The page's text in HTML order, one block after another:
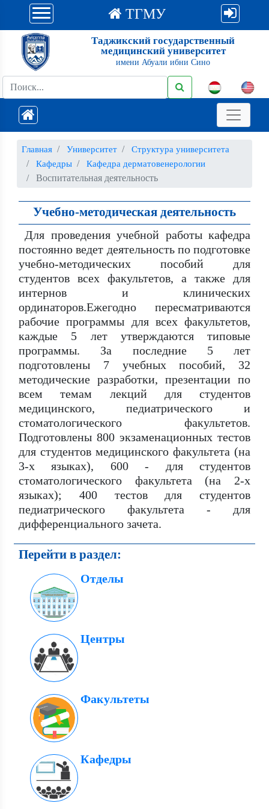
ТГМУ
Таджикский государственный
медицинский университет
имени Абуали ибни Сино
Главная Университет
Структура университета
Кафедры
Кафедра дерматовенерологии
Воспитательная деятельность
Учебно-методическая деятельность
Для проведения учебной работы кафедра
постоянно ведет деятельность по подготовке
учебно-методических пособий для
студентов всех факультетов, а также для
интернов и клинических
ординаторов.Ежегодно пересматриваются
рабочие программы для всех факультетов,
каждые 5 лет утверждаются типовые
программы. За последние 5 лет
подготовлены 7 учебных пособий, 32
методические разработки, презентации по
всем темам лекций для студентов
медицинского, педиатрического и
стоматологического факультетов.
Подготовлены 800 экзаменационных тестов
для студентов медицинского факультета (на
3-х языках), 600 - для студентов
стоматологического факультета (на 2-х
языках); 400 тестов для студентов
педиатрического факультета - для
дифференциального зачета.
Перейти в раздел:
Отделы
Центры
Факультеты
Кафедры